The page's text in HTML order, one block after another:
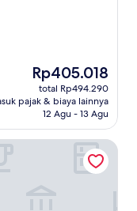
Harga
sekarang
Rp405.018
Rp405.018
total Rp494.290
pajak & biaya lainnya
12 Agu - 13 Agu